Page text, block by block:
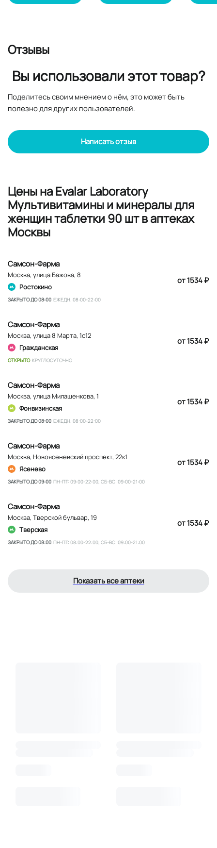
Отзывы
Вы использовали этот товар?
Поделитесь своим мнением о нём, это может быть
полезно для других пользователей.
Написать отзыв
Цены на Evalar Laboratory
Мультивитамины и минералы для
женщин таблетки 90 шт в аптеках
Москвы
Самсон-Фарма
Москва, улица Бажова, 8
Ростокино
ЗАКРЫТО ДО 08:00 ЕЖЕДН. 08:00-22:00
от 1534 ₽
Самсон-Фарма
Москва, улица 8 Марта, 1с12
Гражданская
ОТКРЫТО КРУГЛОСУТОЧНО
от 1534 ₽
Самсон-Фарма
Москва, улица Милашенкова, 1
Фонвизинская
ЗАКРЫТО ДО 08:00 ЕЖЕДН. 08:00-22:00
от 1534 ₽
Самсон-Фарма
Москва, Новоясеневский проспект, 22к1
Ясенево
ЗАКРЫТО ДО 09:00 ПН-ПТ: 09:00-22:00, СБ-ВС: 09:00-21:00
от 1534 ₽
Самсон-Фарма
Москва, Тверской бульвар, 19
Тверская
ЗАКРЫТО ДО 08:00 ПН-ПТ: 08:00-22:00, СБ-ВС: 09:00-21:00
от 1534 ₽
Показать все аптеки